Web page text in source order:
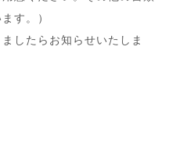
す。）
したらお知らせいたしま